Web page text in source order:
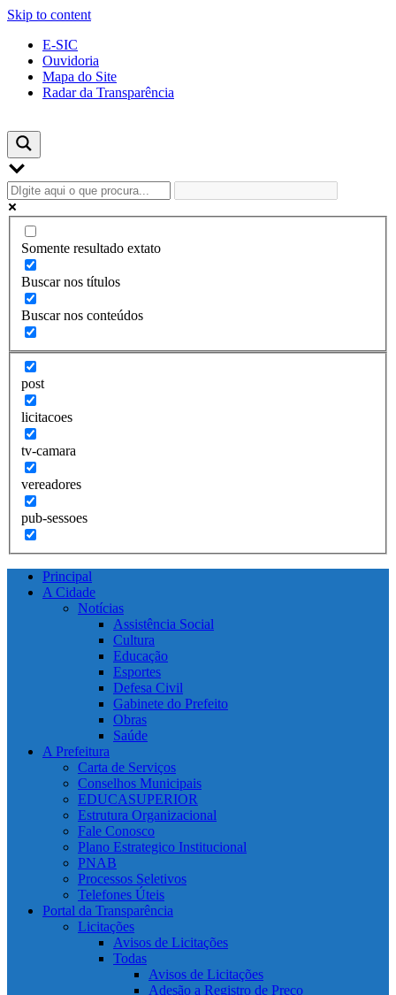
Skip to content
E-SIC
Ouvidoria
Mapa do Site
Radar da Transparência
Somente resultado extato
Buscar nos títulos
Buscar nos conteúdos
post
licitacoes
tv-camara
vereadores
pub-sessoes
Principal
A Cidade
Notícias
Assistência Social
Cultura
Educação
Esportes
Defesa Civil
Gabinete do Prefeito
Obras
Saúde
A Prefeitura
Carta de Serviços
Conselhos Municipais
EDUCASUPERIOR
Estrutura Organizacional
Fale Conosco
Plano Estrategico Institucional
PNAB
Processos Seletivos
Telefones Úteis
Portal da Transparência
Licitações
Avisos de Licitações
Todas
Avisos de Licitações
Adesão a Registro de Preço